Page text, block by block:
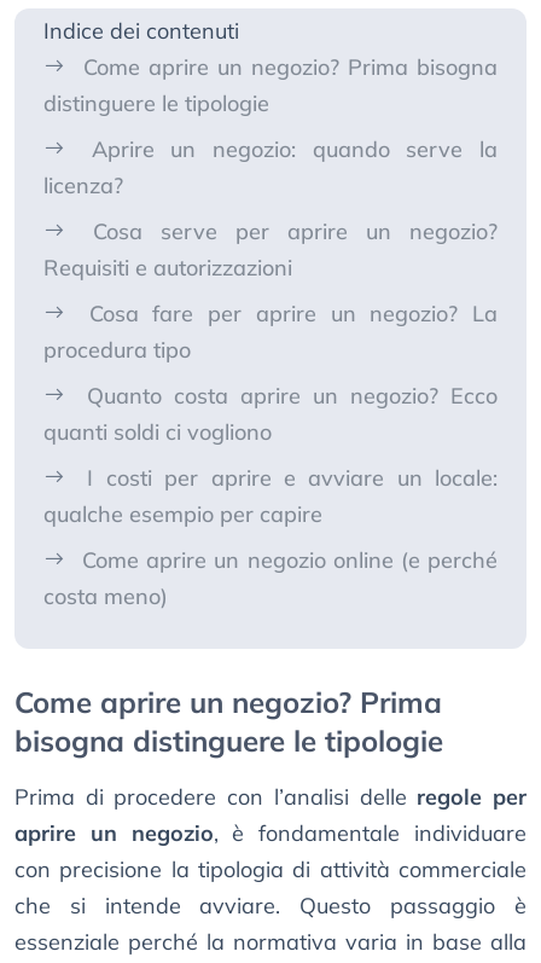
Indice dei contenuti
Come aprire un negozio? Prima bisogna
distinguere le tipologie
Aprire un negozio: quando serve la
licenza?
Cosa serve per aprire un negozio?
Requisiti e autorizzazioni
Cosa fare per aprire un negozio? La
procedura tipo
Quanto costa aprire un negozio? Ecco
quanti soldi ci vogliono
I costi per aprire e avviare un locale:
qualche esempio per capire
Come aprire un negozio online (e perché
costa meno)
Come aprire un negozio? Prima
bisogna distinguere le tipologie
Prima di procedere con l’analisi delle regole per
aprire un negozio, è fondamentale individuare
con precisione la tipologia di attività commerciale
che si intende avviare. Questo passaggio è
essenziale perché la normativa varia in base alla